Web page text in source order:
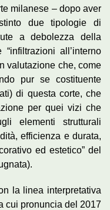
milanese – dopo aver
due tipologie di
a debolezza della
all’interno
valutazione che, come
pur se costituente
di questa corte, che
per quei vizi che
elementi strutturali
efficienza e durata,
ed estetico” del
la linea interpretativa
cui pronuncia del 2017